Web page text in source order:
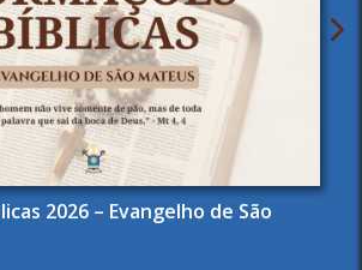
2026 – Evangelho de São